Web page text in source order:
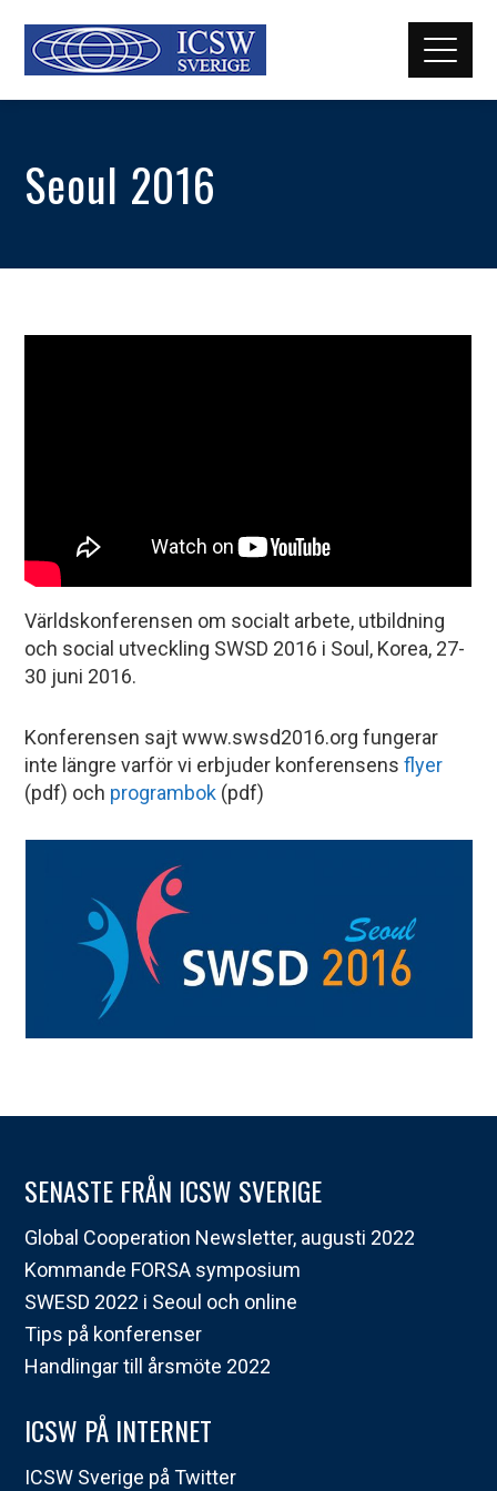
Seoul 2016
Världskonferensen om socialt arbete, utbildning
och social utveckling SWSD 2016 i Soul, Korea, 27-
30 juni 2016.
Konferensen sajt www.swsd2016.org fungerar
inte längre varför vi erbjuder konferensensflyer
(pdf) och programbok (pdf)
SENASTE FRÅN ICSW SVERIGE
Global Cooperation Newsletter, augusti 2022
Kommande FORSA symposium
SWESD 2022 i Seoul och online
Tips på konferenser
Handlingar till årsmöte 2022
ICSW PÅ INTERNET
ICSW Sverige på Twitter